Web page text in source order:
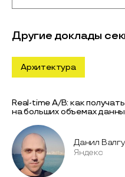
Другие доклады
Архитектура
Real-time A/B: как
на больших объемах
Данил
Яндекс